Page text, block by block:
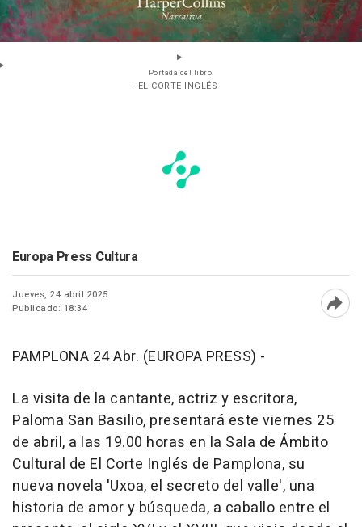
Portada del libro.
- EL CORTE INGLÉS
Europa Press Cultura
Jueves, 24 abril 2025
Publicado: 18:34
PAMPLONA 24 Abr. (EUROPA PRESS) -
La visita de la cantante, actriz y escritora,
Paloma San Basilio, presentará este viernes 25
de abril, a las 19.00 horas en la Sala de Ámbito
Cultural de El Corte Inglés de Pamplona, su
nueva novela 'Uxoa, el secreto del valle', una
historia de amor y búsqueda, a caballo entre el